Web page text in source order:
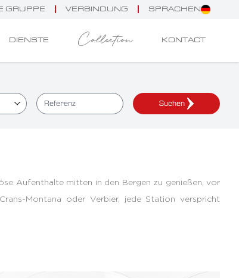
GRUPPE VERBINDUNG SPRACHEN
DIENSTE Collection KONTACT
Suchen
Aufenthalte mitten in den Bergen zu genießen, vor
Montana oder Verbier, jede Station verspricht